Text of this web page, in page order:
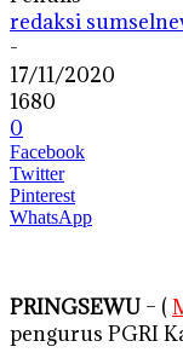
redaksi
-
17/11/2020
1680
0
Facebook
Twitter
Pinterest
WhatsApp
PRINGSEWU – (
pengurus PGRI